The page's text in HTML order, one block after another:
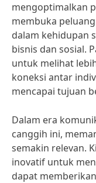
mengoptimalkan
membuka
dalam kehidupan
bisnis dan sosial.
untuk melihat
koneksi antar
mencapai tujuan
Dalam era
canggih ini,
semakin relevan.
inovatif untuk
dapat